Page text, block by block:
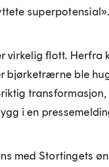
superpotensial».
virkelig flott. Herfra
bjørketrærne ble
transformasjon,
i en
med Stortingets